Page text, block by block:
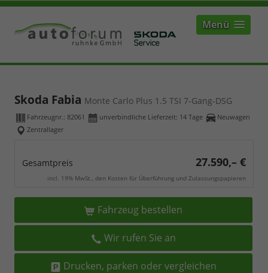
Menü
Skoda Fabia Monte Carlo Plus 1.5 TSI 7-Gang-DSG
Fahrzeugnr.: 82061 unverbindliche Lieferzeit: 14 Tage
Neuwagen
Zentrallager
Gesamtpreis 27.590,– €
incl. 19% MwSt., den Kosten für Überführung und Zulassungspapieren
Fahrzeug bestellen
Wir rufen Sie an
Drucken, parken oder vergleichen